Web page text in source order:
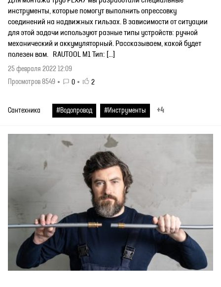
инструменты, которые помогут выполнить опрессовку
соединений на надвижных гильзах. В зависимости от ситуации
для этой задачи используют разные типы устройств: ручной
механический и аккумуляторный. Рассказываем, какой будет
полезен вам. RAUTOOL M1 Тип: […]
25 февраля 2022 12:09
Просмотров 8549
0 2
Сантехника #Водопровод #Инструменты +4